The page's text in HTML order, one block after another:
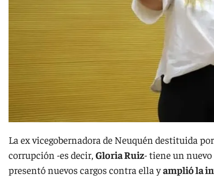
La ex vicegobernadora de Neuquén destituida
corrupción -es decir, Gloria Ruiz- tiene un
presentó nuevos cargos contra ella yamplió la